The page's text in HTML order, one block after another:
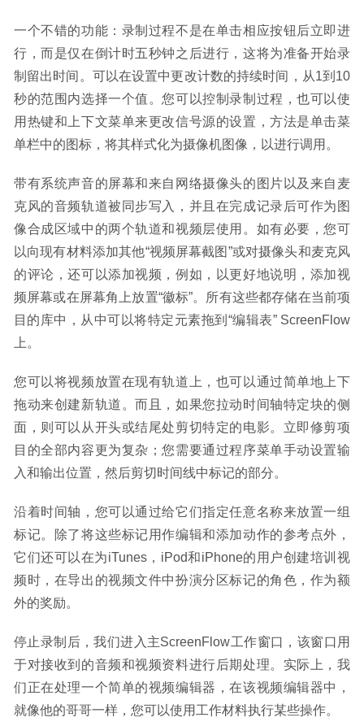
一个不错的功能：录制过程不是在单击相应按钮后立即进
行，而是仅在倒计时五秒钟之后进行，这将为准备开始录
制留出时间。可以在设置中更改计数的持续时间，从1到10
秒的范围内选择一个值。您可以控制录制过程，也可以使
用热键和上下文菜单来更改信号源的设置，方法是单击菜
单栏中的图标，将其样式化为摄像机图像，以进行调用。
带有系统声音的屏幕和来自网络摄像头的图片以及来自麦
克风的音频轨道被同步写入，并且在完成记录后可作为图
像合成区域中的两个轨道和视频层使用。如有必要，您可
以向现有材料添加其他“视频屏幕截图”或对摄像头和麦克风
的评论，还可以添加视频，例如，以更好地说明，添加视
频屏幕或在屏幕角上放置“徽标”。所有这些都存储在当前项
目的库中，从中可以将特定元素拖到“编辑表” ScreenFlow
上。
您可以将视频放置在现有轨道上，也可以通过简单地上下
拖动来创建新轨道。而且，如果您拉动时间轴特定块的侧
面，则可以从开头或结尾处剪切特定的电影。立即修剪项
目的全部内容更为复杂；您需要通过程序菜单手动设置输
入和输出位置，然后剪切时间线中标记的部分。
沿着时间轴，您可以通过给它们指定任意名称来放置一组
标记。除了将这些标记用作编辑和添加动作的参考点外，
它们还可以在为iTunes，iPod和iPhone的用户创建培训视
频时，在导出的视频文件中扮演分区标记的角色，作为额
外的奖励。
停止录制后，我们进入主ScreenFlow工作窗口，该窗口用
于对接收到的音频和视频资料进行后期处理。实际上，我
们正在处理一个简单的视频编辑器，在该视频编辑器中，
就像他的哥哥一样，您可以使用工作材料执行某些操作。